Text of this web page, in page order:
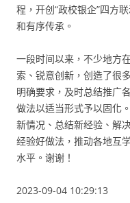
程，开创“政校银企”四方
和有序传承。
一段时间以来，不少地方
索、锐意创新，创造了很
明确要求，及时总结推广
做法以适当形式予以固化
新情况、总结新经验、解
经验好做法，推动各地互
水平。谢谢！
2023-09-04 10:29:13